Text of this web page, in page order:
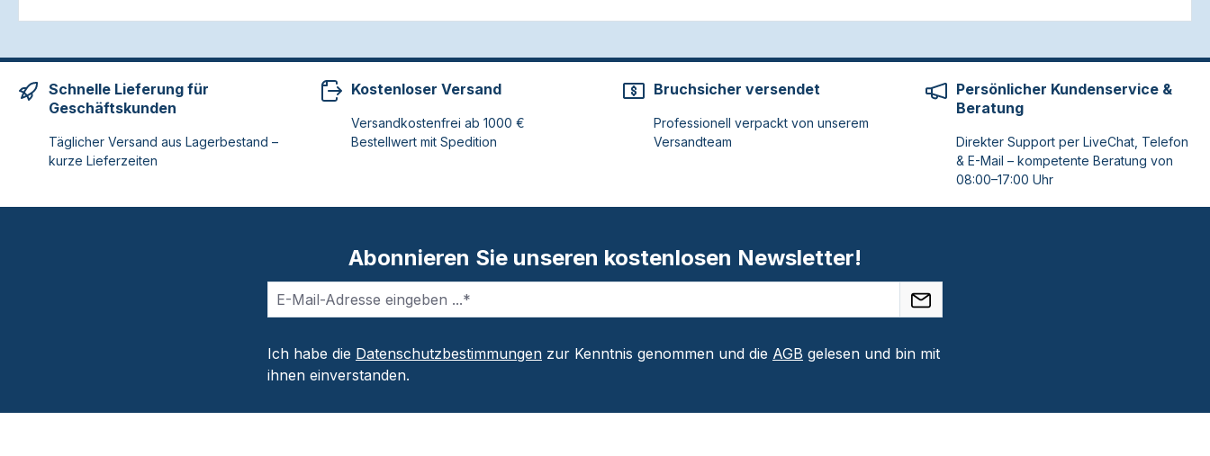
Schnelle Lieferung für
Geschäftskunden
Täglicher Versand aus Lagerbestand –
kurze Lieferzeiten
Kostenloser Versand
Versandkostenfrei ab 1000 €
Bestellwert mit Spedition
Bruchsicher versendet
Professionell verpackt von unserem
Versandteam
Persönlicher Kundenservice &
Beratung
Direkter Support per LiveChat, Telefon
& E-Mail – kompetente Beratung von
08:00–17:00 Uhr
Abonnieren Sie unseren kostenlosen Newsletter!
Ich habe die Datenschutzbestimmungen zur Kenntnis genommen und die AGB gelesen und bin mit
ihnen einverstanden.